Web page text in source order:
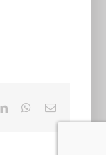
LinkedInWhatsApp
E-
mail